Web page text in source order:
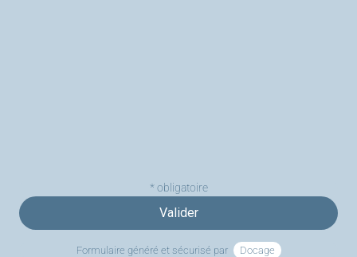
* obligatoire
Valider
Formulaire généré et sécurisé par Docage